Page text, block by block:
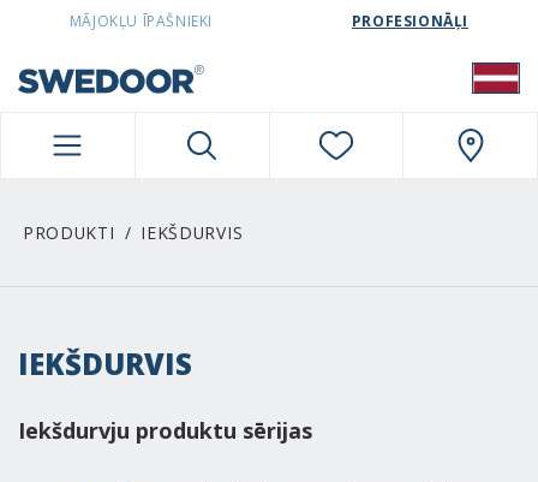
SWEDOORLATVIA NAVIGATION
MĀJOKĻU ĪPAŠNIEKI PROFESIONĀĻI
PRODUKTI IEKŠDURVIS
IEKŠDURVIS
Iekšdurvju produktu sērijas